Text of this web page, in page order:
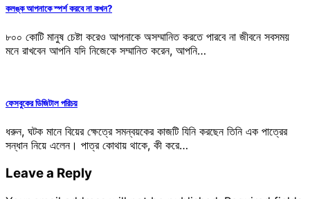
কলঙ্ক আপনাকে স্পর্শ করবে না কখন?
৮০০ কোটি মানুষ চেষ্টা করেও আপনাকে অসম্মানিত করতে পারবে না জীবনে সবসময়
মনে রাখবেন আপনি যদি নিজেকে সম্মানিত করেন, আপনি…
ফেসবুকের ডিজিটাল পরিচয়
ধরুন, ঘটক মানে বিয়ের ক্ষেত্রে সমন্বয়কের কাজটি যিনি করছেন তিনি এক পাত্রের
সন্ধান নিয়ে এলেন। পাত্র কোথায় থাকে, কী করে…
Leave a Reply